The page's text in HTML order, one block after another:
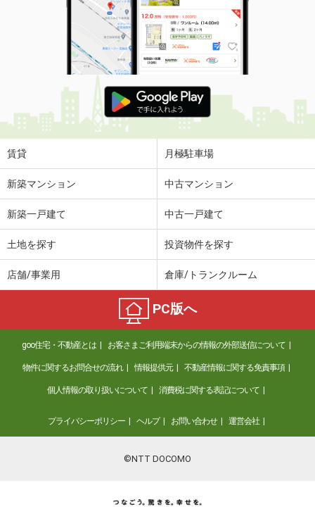
賃貸 月極駐車場
新築マンション 中古マンション
新築一戸建て 中古一戸建て
土地を探す 投資物件を探す
店舗/事業用 倉庫/トランクルーム
PC版へ
goo住宅・不動産とは お客さまご利用端末からの情報の外部送信について
物件に関するお問合せの流れ 情報提供元 不動産情報に関する免責事項
個人情報の取り扱いについて 消費税に関する表記について
プライバシーポリシー ヘルプ お問い合わせ 運営会社
©NTT DOCOMO